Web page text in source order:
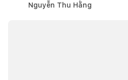
Nguyễn Thu Hằng